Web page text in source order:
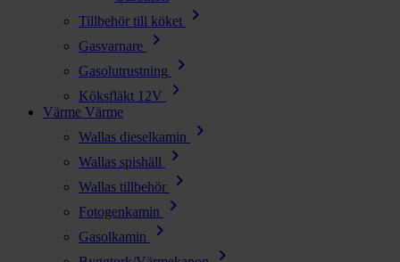
Tillbehör till köket
chevron_right
Gasvarnare chevron_right
Gasolutrustning chevron_right
Köksfläkt 12V chevron_right
Värme Värme
Wallas dieselkamin
chevron_right
Wallas spishäll chevron_right
Wallas tillbehör chevron_right
Fotogenkamin chevron_right
Gasolkamin chevron_right
chevron_right